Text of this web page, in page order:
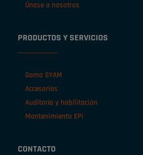
Únase a nosotros
PRODUCTOS Y SERVICIOS
Gama SYAM
Accesorios
Auditoría y habilitación
Mantenimiento EPI
CONTACTO